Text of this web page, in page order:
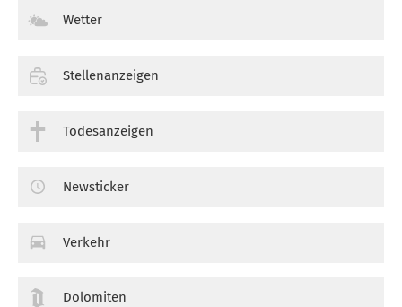
Wetter
Stellenanzeigen
Todesanzeigen
Newsticker
Verkehr
Dolomiten